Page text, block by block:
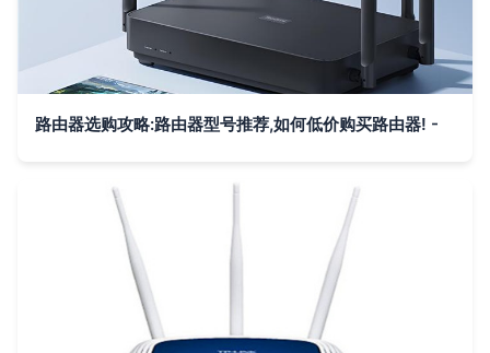
路由器选购攻略:路由器型号推荐,如何低价购买路由器! -